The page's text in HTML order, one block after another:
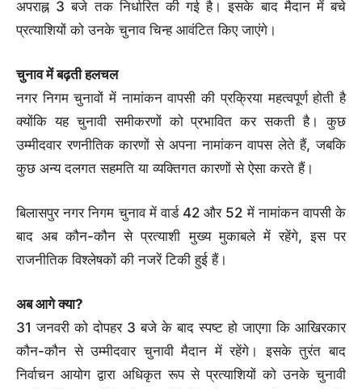
अपराह्न 3 बजे तक निर्धारित की गई है। इसके बाद मैदान में बचे
प्रत्याशियों को उनके चुनाव चिन्ह आवंटित किए जाएंगे।
चुनाव में बढ़ती हलचल
नगर निगम चुनावों में नामांकन वापसी की प्रक्रिया महत्वपूर्ण होती है
क्योंकि यह चुनावी समीकरणों को प्रभावित कर सकती है। कुछ
उम्मीदवार रणनीतिक कारणों से अपना नामांकन वापस लेते हैं, जबकि
कुछ अन्य दलगत सहमति या व्यक्तिगत कारणों से ऐसा करते हैं।
बिलासपुर नगर निगम चुनाव में वार्ड 42 और 52 में नामांकन वापसी के
बाद अब कौन-कौन से प्रत्याशी मुख्य मुकाबले में रहेंगे, इस पर
राजनीतिक विश्लेषकों की नजरें टिकी हुई हैं।
अब आगे क्या?
31 जनवरी को दोपहर 3 बजे के बाद स्पष्ट हो जाएगा कि आखिरकार
कौन-कौन से उम्मीदवार चुनावी मैदान में रहेंगे। इसके तुरंत बाद
निर्वाचन आयोग द्वारा अधिकृत रूप से प्रत्याशियों को उनके चुनावी